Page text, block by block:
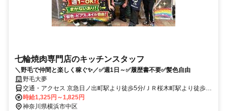
七輪焼肉専門店のキッチンスタッフ
＼野毛で仲間と楽しく稼ぐ✨／✅週1日～✅履歴書不要✅髪色自由
野毛大夢
交通・アクセス 京急日ノ出町駅より徒歩5分/ＪＲ桜木町駅より徒歩8
分
時給1,325円～1,825円
神奈川県横浜市中区